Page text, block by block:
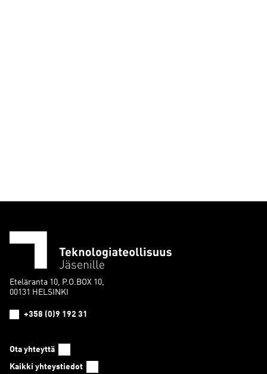
Eteläranta 10, P.O.BOX 10,
00131 HELSINKI
+358 (0)9 192 31
Ota yhteyttä
Kaikki yhteystiedot